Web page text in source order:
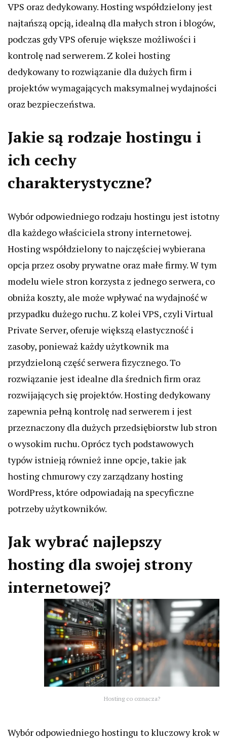
VPS oraz dedykowany. Hosting współdzielony jest
najtańszą opcją, idealną dla małych stron i blogów,
podczas gdy VPS oferuje większe możliwości i
kontrolę nad serwerem. Z kolei hosting
dedykowany to rozwiązanie dla dużych firm i
projektów wymagających maksymalnej wydajności
oraz bezpieczeństwa.
Jakie są rodzaje hostingu i
ich cechy
charakterystyczne?
Wybór odpowiedniego rodzaju hostingu jest istotny
dla każdego właściciela strony internetowej.
Hosting współdzielony to najczęściej wybierana
opcja przez osoby prywatne oraz małe firmy. W tym
modelu wiele stron korzysta z jednego serwera, co
obniża koszty, ale może wpływać na wydajność w
przypadku dużego ruchu. Z kolei VPS, czyli Virtual
Private Server, oferuje większą elastyczność i
zasoby, ponieważ każdy użytkownik ma
przydzieloną część serwera fizycznego. To
rozwiązanie jest idealne dla średnich firm oraz
rozwijających się projektów. Hosting dedykowany
zapewnia pełną kontrolę nad serwerem i jest
przeznaczony dla dużych przedsiębiorstw lub stron
o wysokim ruchu. Oprócz tych podstawowych
typów istnieją również inne opcje, takie jak
hosting chmurowy czy zarządzany hosting
WordPress, które odpowiadają na specyficzne
potrzeby użytkowników.
Jak wybrać najlepszy
hosting dla swojej strony
internetowej?
Hosting co oznacza?
Wybór odpowiedniego hostingu to kluczowy krok w